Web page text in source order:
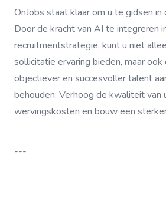
OnJobs staat klaar om u te gidsen
Door de kracht van AI te integreren
recruitmentstrategie, kunt u niet
sollicitatie ervaring bieden, maar ook
objectiever en succesvoller talent
behouden. Verhoog de kwaliteit van
wervingskosten en bouw een
---